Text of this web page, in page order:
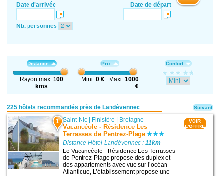
Date d'arrivée Date de départ
Nb. personnes
Distance
Rayon max:100
kms
Prix
Mini: 0 € Maxi:1000
€
Confort
225 hôtels recommandés près de Landévennec
1 Saint-Nic | Finistère | Bretagne
Vacancéole - Résidence Les
Terrasses de Pentrez-Plage
Distance Hôtel-Landévennec :11km
Le Vacancéole - Résidence Les Terrasses
de Pentrez-Plage propose des duplex et
des appartements avec vue sur l’océan
Atlantique, L’établissement propose une
VOIR
L'OFFRE
Suivant